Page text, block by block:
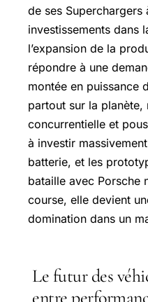
de ses Superchargers
investissements dans
l’expansion de la
répondre à une
montée en puissance
partout sur la
concurrentielle et
à investir
batterie, et les
bataille avec Porsche
course, elle devient
domination dans un
Le futur des